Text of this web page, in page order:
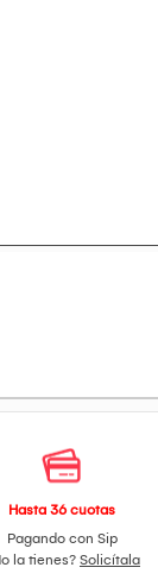
Hasta 36 cuotas
Pagando con Sip
la tienes? Solicítala